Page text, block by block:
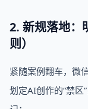
2. 新规落地：
则）
紧随案例翻车，微
划定AI创作的“禁区